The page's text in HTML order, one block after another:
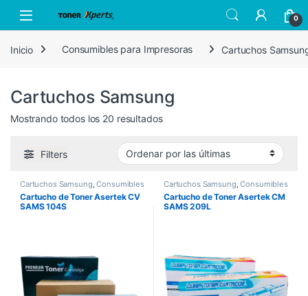
Open 0
Inicio Consumibles para Impresoras Cartuchos
Cartuchos Samsung
Mostrando todos los 20 resultadosSorted by latest
Filters
Cartuchos Samsung ,Consumibles
Toner Asertek
Cartucho de Toner Asertek CV
SAMS 104S
Cartuchos Samsung ,Consumibles
Toner Asertek
Cartucho de Toner Asertek CM
SAMS 209L